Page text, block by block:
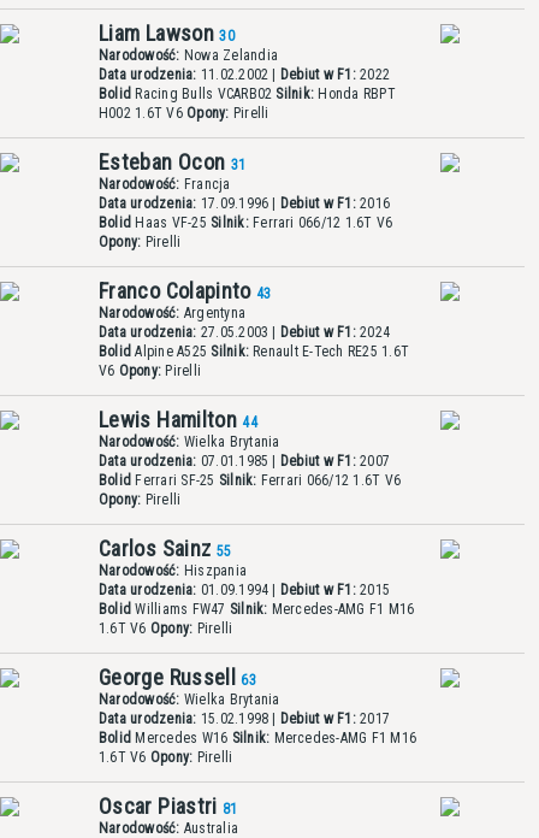
Liam Lawson30
Narodowość: Nowa Zelandia
Data urodzenia: 11.02.2002 | Debiut w F1:2022
Bolid Racing Bulls VCARB02 Silnik: Honda RBPT
H002 1.6T V6 Opony: Pirelli
Esteban Ocon 31
Narodowość: Francja
Data urodzenia: 17.09.1996 | Debiut w F1:2016
Bolid Haas VF-25 Silnik:Ferrari 066/12 1.6T V6
Opony: Pirelli
Franco Colapinto43
Narodowość: Argentyna
Data urodzenia: 27.05.2003 | Debiut w F1:2024
Bolid Alpine A525 Silnik: Renault E-Tech RE25 1.6T
V6 Opony: Pirelli
Lewis Hamilton44
Narodowość: Wielka Brytania
Data urodzenia: 07.01.1985 | Debiut w F1:2007
Bolid Ferrari SF-25 Silnik: Ferrari 066/12 1.6T V6
Opony: Pirelli
Carlos Sainz 55
Narodowość: Hiszpania
Data urodzenia: 01.09.1994 | Debiut w F1:2015
Bolid Williams FW47 Silnik: Mercedes-AMG F1 M16
1.6T V6 Opony: Pirelli
George Russell
63
Narodowość: Wielka Brytania
Data urodzenia: 15.02.1998 | Debiut w F1:2017
Bolid Mercedes W16 Silnik: Mercedes-AMG F1 M16
1.6T V6 Opony: Pirelli
Oscar Piastri 81
Narodowość: Australia